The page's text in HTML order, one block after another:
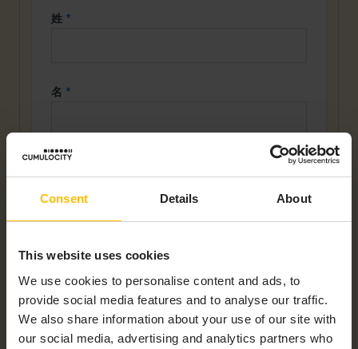
Consent Details About
This website uses cookies
We use cookies to personalise content and ads, to
provide social media features and to analyse our traffic.
We also share information about your use of our site with
our social media, advertising and analytics partners who
姓 *
名 *
勤務先メールアドレス